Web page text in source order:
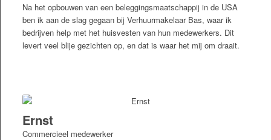
Na het opbouwen van een beleggingsmaatschappij in de USA
ben ik aan de slag gegaan bij Verhuurmakelaar Bas, waar ik
bedrijven help met het huisvesten van hun medewerkers. Dit
levert veel blije gezichten op, en dat is waar het mij om draait.
Ernst
Commercieel medewerker